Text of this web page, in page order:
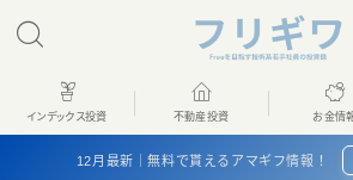
MENU
ホーム
インデックス投資 不動産投資 お金情
12月最新｜無料で貰えるアマギフ情報！